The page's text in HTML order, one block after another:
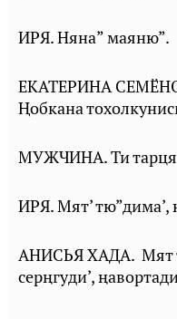
ИРЯ. Няна” маяню”.
ЕКАТЕРИНА
Ңобкана
МУЖЧИНА. Ти тарця
ИРЯ. Мят’ тю”дима’,
АНИСЬЯ ХАДА. Мят
серңгуди’,